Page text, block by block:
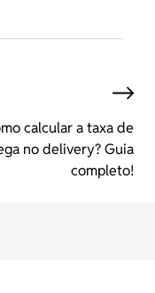
calcular a taxa de
no delivery? Guia
completo!